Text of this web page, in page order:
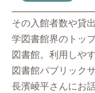
その入館者数や貸
学図書館界のトッ
図書館。利用しや
図書館パブリック
長濱崚平さんにお